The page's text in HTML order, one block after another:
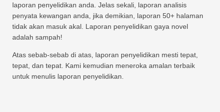
laporan penyelidikan anda. Jelas sekali, laporan analisis
penyata kewangan anda, jika demikian, laporan 50+ halaman
tidak akan masuk akal. Laporan penyelidikan gaya novel
adalah sampah!
Atas sebab-sebab di atas, laporan penyelidikan mesti tepat,
tepat, dan tepat. Kami kemudian meneroka amalan terbaik
untuk menulis laporan penyelidikan.